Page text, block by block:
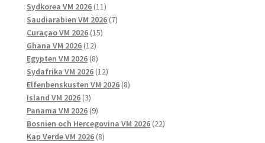
produkter
Sydkorea VM 2026 1111
produkter
Saudiarabien VM 2026 77
Curaçao VM 2026 1515
Ghana VM 2026 1212
produkter
Egypten VM 2026 88
produkter
Sydafrika VM 2026 1212
produkter
Elfenbenskusten VM 2026 88
Island VM 2026 33
produkter
Panama VM 2026 99
produkter
Bosnien och Hercegovina VM 2026 2222
Kap Verde VM 2026 88